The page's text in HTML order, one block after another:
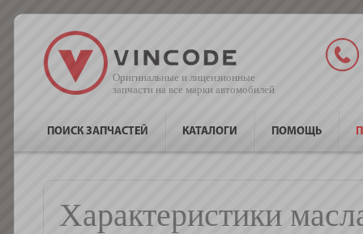
Оригинальные и лицензионные
запчасти на все марки автомобилей
ПОИСК ЗАПЧАСТЕЙ КАТАЛОГИ ПОМОЩЬ
Характеристики